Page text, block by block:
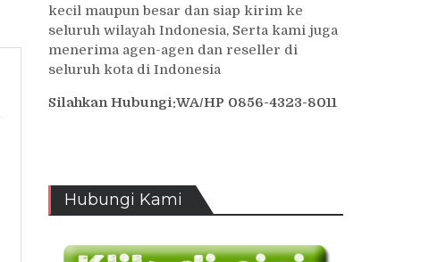
kecil maupun besar dan siap kirim ke
seluruh wilayah Indonesia, Serta kami juga
menerima agen-agen dan reseller di
seluruh kota di Indonesia
Silahkan Hubungi:WA/HP 0856-4323-8011
Hubungi Kami